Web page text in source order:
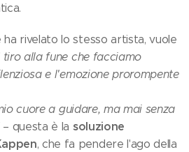
rivelato lo stesso artista, vuole
tiro alla fune che facciamo
e l'emozione prorompente
cuore a guidare, ma mai senza
– questa è la soluzione
, che fa pendere l'ago della